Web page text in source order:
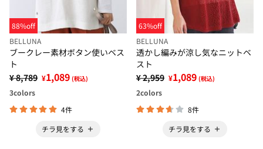
88%off
BELLUNA
ブークレー素材ボタン使いベス
ト
¥ 8,789 ¥1,089 (税込)
3colors
4件
チラ見をする
63%off
BELLUNA
透かし編みが涼し気なニットベ
スト
¥ 2,959 ¥1,089 (税込)
2colors
8件
チラ見をする